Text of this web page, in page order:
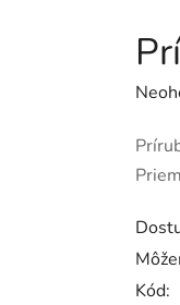
Kód: